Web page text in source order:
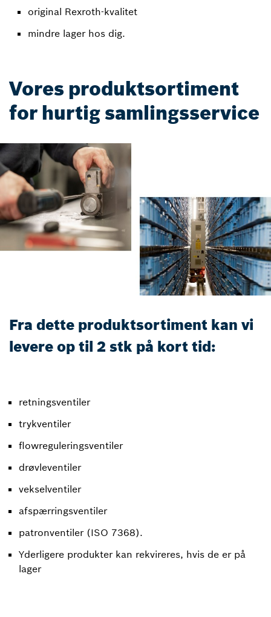
original Rexroth-kvalitet
mindre lager hos dig.
Vores produktsortiment
for hurtig samlingsservice
Fra dette produktsortiment kan vi
levere op til 2 stk på kort tid:
retningsventiler
trykventiler
flowreguleringsventiler
drøvleventiler
vekselventiler
afspærringsventiler
patronventiler (ISO 7368).
Yderligere produkter kan rekvireres, hvis de er på
lager